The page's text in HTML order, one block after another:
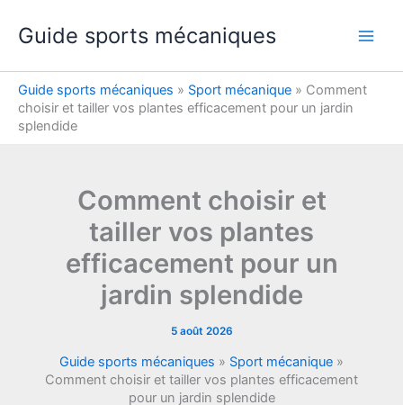
Guide sports mécaniques
Guide sports mécaniques » Sport mécanique » Comment
choisir et tailler vos plantes efficacement pour un jardin
splendide
Comment choisir et
tailler vos plantes
efficacement pour un
jardin splendide
5 août 2026
Guide sports mécaniques » Sport mécanique »
Comment choisir et tailler vos plantes efficacement
pour un jardin splendide